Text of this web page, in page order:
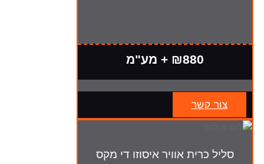
₪880 + מע"מ
צור קשר
סליל כרית אוויר איסוזו די מקס